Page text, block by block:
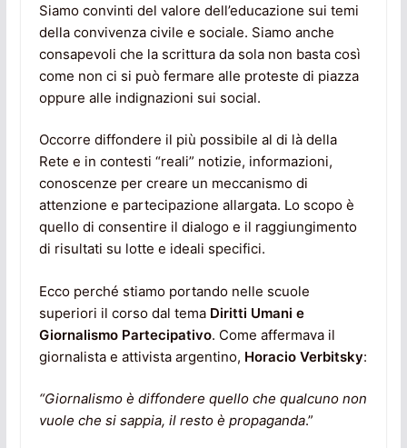
Siamo convinti del valore dell’educazione sui temi
della convivenza civile e sociale. Siamo anche
consapevoli che la scrittura da sola non basta così
come non ci si può fermare alle proteste di piazza
oppure alle indignazioni sui social.
Occorre diffondere il più possibile al di là della
Rete e in contesti “reali” notizie, informazioni,
conoscenze per creare un meccanismo di
attenzione e partecipazione allargata. Lo scopo è
quello di consentire il dialogo e il raggiungimento
di risultati su lotte e ideali specifici.
Ecco perché stiamo portando nelle scuole
superiori il corso dal tema Diritti Umani e
Giornalismo Partecipativo. Come affermava il
giornalista e attivista argentino, Horacio Verbitsky:
“Giornalismo è diffondere quello che qualcuno non
vuole che si sappia, il resto è propaganda.”